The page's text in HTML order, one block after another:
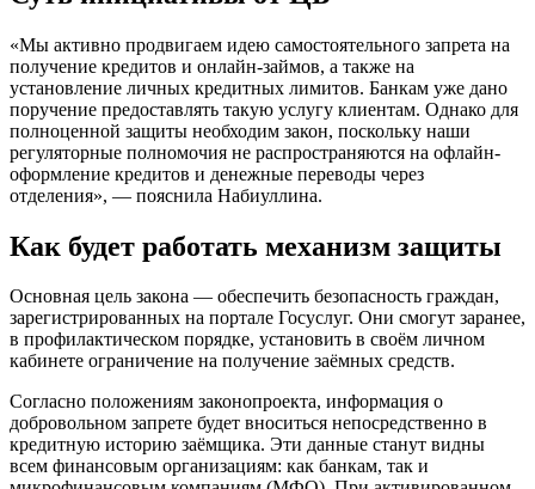
«Мы активно продвигаем идею самостоятельного запрета на
получение кредитов и онлайн-займов, а также на
установление личных кредитных лимитов. Банкам уже дано
поручение предоставлять такую услугу клиентам. Однако для
полноценной защиты необходим закон, поскольку наши
регуляторные полномочия не распространяются на офлайн-
оформление кредитов и денежные переводы через
отделения», — пояснила Набиуллина.
Как будет работать механизм защиты
Основная цель закона — обеспечить безопасность граждан,
зарегистрированных на портале Госуслуг. Они смогут заранее,
в профилактическом порядке, установить в своём личном
кабинете ограничение на получение заёмных средств.
Согласно положениям законопроекта, информация о
добровольном запрете будет вноситься непосредственно в
кредитную историю заёмщика. Эти данные станут видны
всем финансовым организациям: как банкам, так и